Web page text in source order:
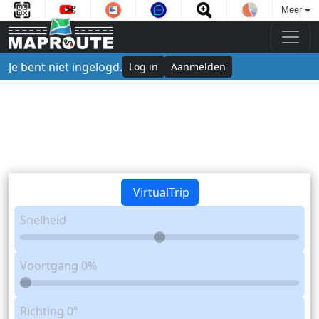
Meer
Je bent niet ingelogd. Log in Aanmelden
VirtualTrip
Snelheid
Voortgang 0%
Richting 0°